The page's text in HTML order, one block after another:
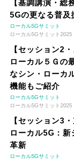
【基調講演・総
5Gの更なる普及
ローカル5Gサミット
ローカル5Gサミット2025
【セッション2
ローカル５Ｇの
なシン・ローカ
機能もご紹介
ローカル5Gサミット
ローカル5Gサミット2025
【セッション3
ローカル5G：
革新
ローカル5Gサミット